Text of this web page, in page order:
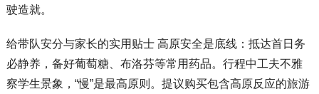
驶造就。
给带队安分与家长的实用贴士 高原安全是底线：抵达首日务
必静养，备好葡萄糖、布洛芬等常用药品。行程中工夫不雅
察学生景象，“慢”是最高原则。提议购买包含高原反应的旅游